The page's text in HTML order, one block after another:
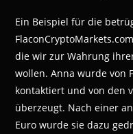
Ein Beispiel für die
die wir zur Wahrung
wollen. Anna wurde von
kontaktiert und von den
überzeugt. Nach einer
Euro wurde sie dazu